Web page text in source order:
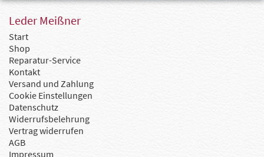
Leder Meißner
Start
Shop
Reparatur-Service
Kontakt
Versand und Zahlung
Cookie Einstellungen
Datenschutz
Widerrufsbelehrung
Vertrag widerrufen
AGB
Impressum